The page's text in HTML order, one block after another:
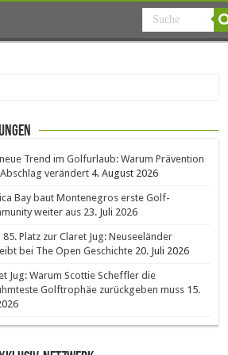
Trend im Golfurlaub: Warum Prävention
verändert 4. August 2026
Bay baut Montenegros erste Golf-
weiter aus 23. Juli 2026
85. Platz zur Claret Jug: Neuseeländer
bei The Open Geschichte 20. Juli 2026
Jug: Warum Scottie Scheffler die
Golftrophäe zurückgeben muss 15.